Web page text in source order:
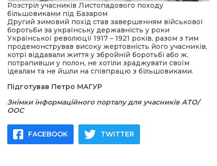
Розстріл учасників Листопадового походу
більшовиками під Базаром
Другий зимовий похід став завершенням військової
боротьби за українську державність у роки
Української революції 1917 – 1921 років, разом з тим
продемонстрував високу жертовність його учасників,
котрі віддавали життя у збройній боротьбі або ж,
потрапивши у полон, не хотіли зраджувати своїм
ідеалам та не йшли на співпрацю з більшовиками.
Підготував Петро МАГУР
Знімки інформаційного порталу для учасників АТО/
ООС
FACEBOOK TWITTER